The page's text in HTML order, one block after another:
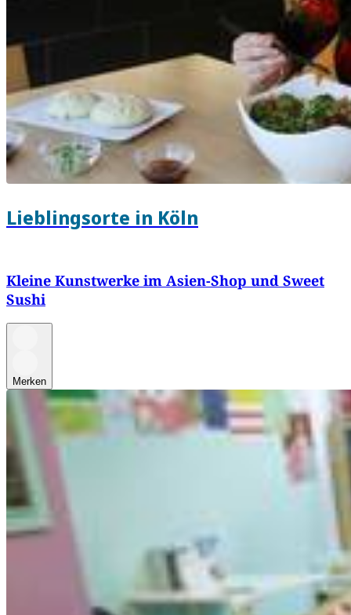
Lieblingsorte in Köln
Kleine Kunstwerke im Asien-Shop und Sweet
Sushi
Merken